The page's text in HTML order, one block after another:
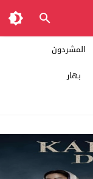
المشردون
بهار